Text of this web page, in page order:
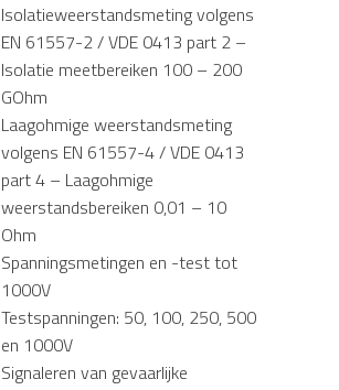
Isolatieweerstandsmeting volgens
EN 61557-2 / VDE 0413 part 2 –
Isolatie meetbereiken 100 – 200
GOhm
Laagohmige weerstandsmeting
volgens EN 61557-4 / VDE 0413
part 4 – Laagohmige
weerstandsbereiken 0,01 – 10
Ohm
Spanningsmetingen en -test tot
1000V
Testspanningen: 50, 100, 250, 500
en 1000V
Signaleren van gevaarlijke